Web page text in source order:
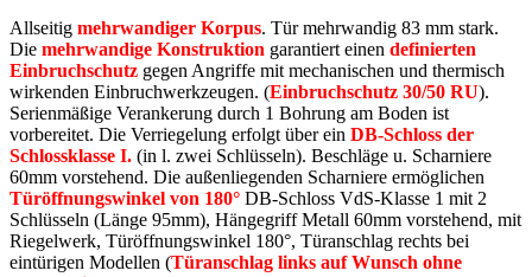
Allseitig mehrwandiger Korpus. Tür mehrwandig 83 mm stark.
Die mehrwandige Konstruktion garantiert einen definierten
Einbruchschutz gegen Angriffe mit mechanischen und thermisch
wirkenden Einbruchwerkzeugen. (Einbruchschutz 30/50 RU).
Serienmäßige Verankerung durch 1 Bohrung am Boden ist
vorbereitet. Die Verriegelung erfolgt über ein DB-Schloss der
Schlossklasse I. (in l. zwei Schlüsseln). Beschläge u. Scharniere
60mm vorstehend. Die außenliegenden Scharniere ermöglichen
Türöffnungswinkel von 180° DB-Schloss VdS-Klasse 1 mit 2
Schlüsseln (Länge 95mm), Hängegriff Metall 60mm vorstehend, mit
Riegelwerk, Türöffnungswinkel 180°, Türanschlag rechts bei
eintürigen Modellen (Türanschlag links auf Wunsch ohne